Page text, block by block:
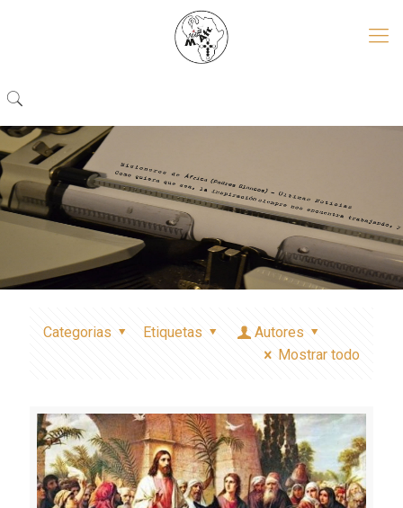
Categorias Etiquetas
Autores
Mostrar todo